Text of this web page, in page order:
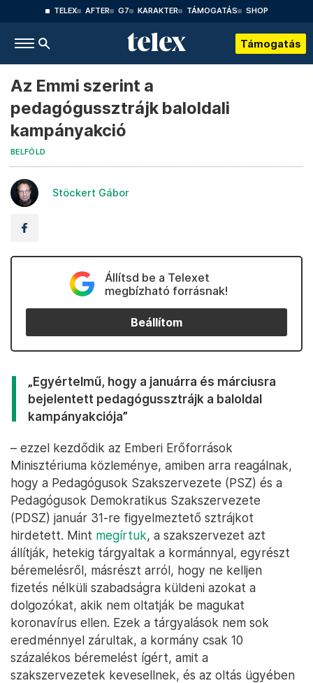
TELEX AFTER G7 KARAKTER TÁMOGATÁS SHOP
Támogatás
Az Emmi szerint a
pedagógussztrájk baloldali
kampányakció
BELFÖLD
Stöckert Gábor
Állítsd be a Telexet
megbízható forrásnak!
Beállítom
„Egyértelmű, hogy a januárra és márciusra
bejelentett pedagógussztrájk a baloldal
kampányakciója”
– ezzel kezdődik az Emberi Erőforrások
Minisztériuma közleménye, amiben arra reagálnak,
hogy a Pedagógusok Szakszervezete (PSZ) és a
Pedagógusok Demokratikus Szakszervezete
(PDSZ) január 31-re figyelmeztető sztrájkot
hirdetett. Mint megírtuk, a szakszervezet azt
állítják, hetekig tárgyaltak a kormánnyal, egyrészt
béremelésről, másrészt arról, hogy ne kelljen
fizetés nélküli szabadságra küldeni azokat a
dolgozókat, akik nem oltatják be magukat
koronavírus ellen. Ezek a tárgyalások nem sok
eredménnyel zárultak, a kormány csak 10
százalékos béremelést ígért, amit a
szakszervezetek kevesellnek, és az oltás ügyében